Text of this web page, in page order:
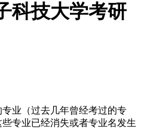
科技大学考研
业（过去几年曾经考过的专
专业已经消失或者专业名发生